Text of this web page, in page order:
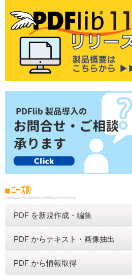
PDF を新規作成・編集
PDF からテキスト・画像抽出
PDF から情報取得